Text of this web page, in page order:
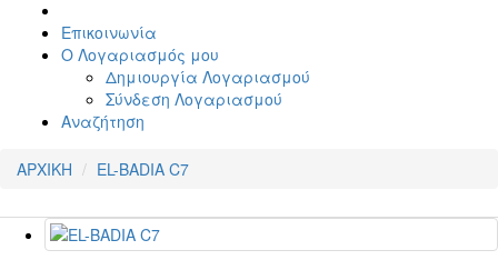
Επικοινωνία
Ο Λογαριασμός μου
Δημιουργία Λογαριασμού
Σύνδεση Λογαριασμού
Αναζήτηση
ΑΡΧΙΚΗ EL-BADIA C7